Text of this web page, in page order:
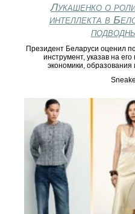
Лукашенко о
интеллекта в
Президент Беларуси оценил
инструмент, указав на
экономики,